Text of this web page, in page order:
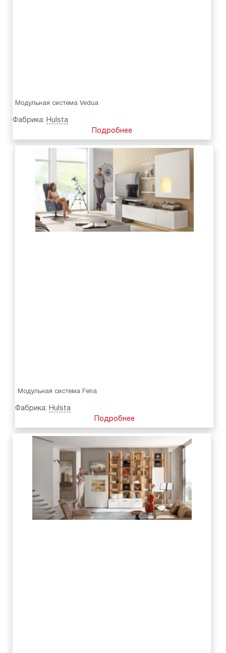
Модульная система Vedua
Фабрика: Hulsta
Подробнее
Модульная система Fena
Фабрика: Hulsta
Подробнее